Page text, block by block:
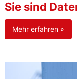
Sie sind
Mehr erfahren »